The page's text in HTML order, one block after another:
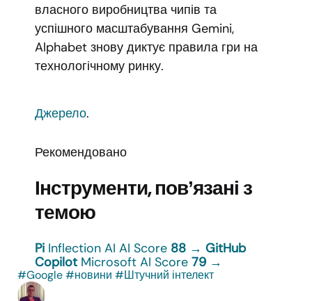
власного виробництва чипів та
успішного масштабування Gemini,
Alphabet знову диктує правила гри на
технологічному ринку.
Джерело.
Рекомендовано
Інструменти, повʼязані з
темою
Pi Inflection AI AI Score 88 → GitHub
Copilot Microsoft AI Score 79 →
#Google#новини #Штучний інтелект